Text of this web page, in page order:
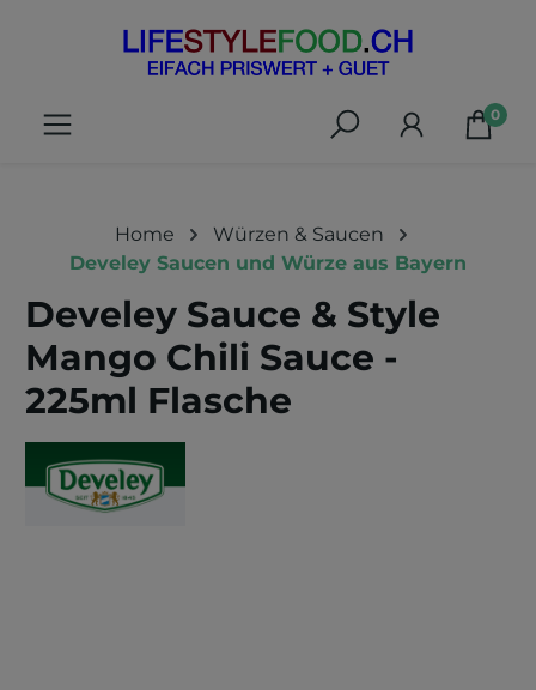
springen
0
Home
Würzen & Saucen
Develey Saucen und Würze aus Bayern
Develey Sauce & Style
Mango Chili Sauce -
225ml Flasche